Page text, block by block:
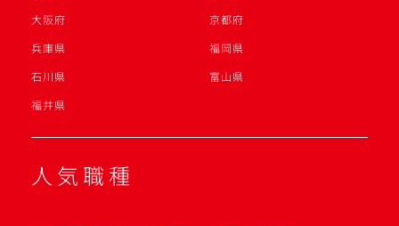
大阪府
京都府
兵庫県
福岡県
石川県
富山県
福井県
人気職種